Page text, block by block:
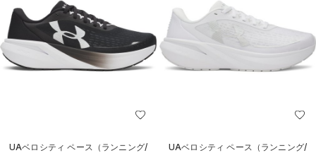
UAベロシティ ペース（ランニング/
UAベロシティ ペース（ランニング/